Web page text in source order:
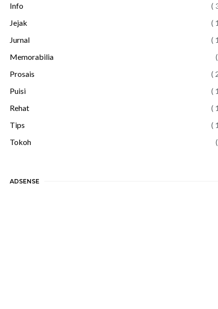
Info
(
Jejak
(
Jurnal
(
Memorabilia
Prosais
(
Puisi
(
Rehat
(
Tips
(
Tokoh
ADSENSE